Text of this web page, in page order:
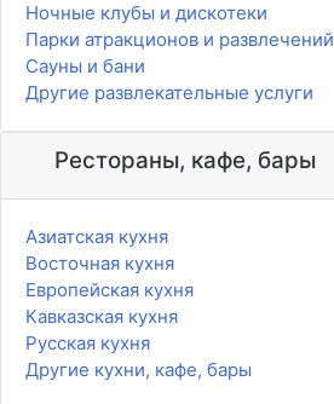
Ночные клубы и дискотеки
Парки атракционов и развлечений
Сауны и бани
Другие развлекательные услуги
Рестораны, кафе, бары
Азиатская кухня
Восточная кухня
Европейская кухня
Кавказская кухня
Русская кухня
Другие кухни, кафе, бары